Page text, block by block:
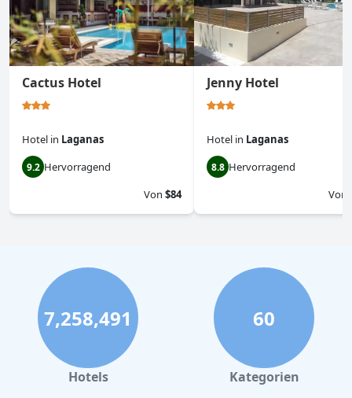
Cactus Hotel
Hotel in Laganas
9.2 Hervorragend
Von $84
Jenny Hotel
Hotel in Laganas
8.8 Hervorragend
Von
7,258,491
Hotels
60
Kategorien